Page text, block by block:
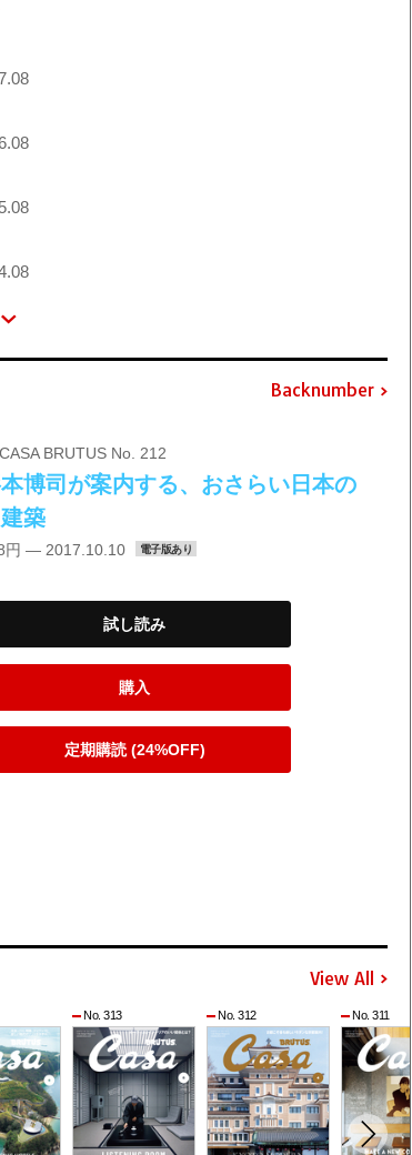
Backnumber
BRUTUS No. 212
博司が案内する、おさらい日本の
築
円 — 2017.10.10 電子版あり
試し読み
購入
定期購読 (24%OFF)
View All
No. 313 No. 312 No. 311